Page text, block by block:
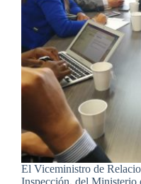
El Viceministro de
Inspección, del Ministerio